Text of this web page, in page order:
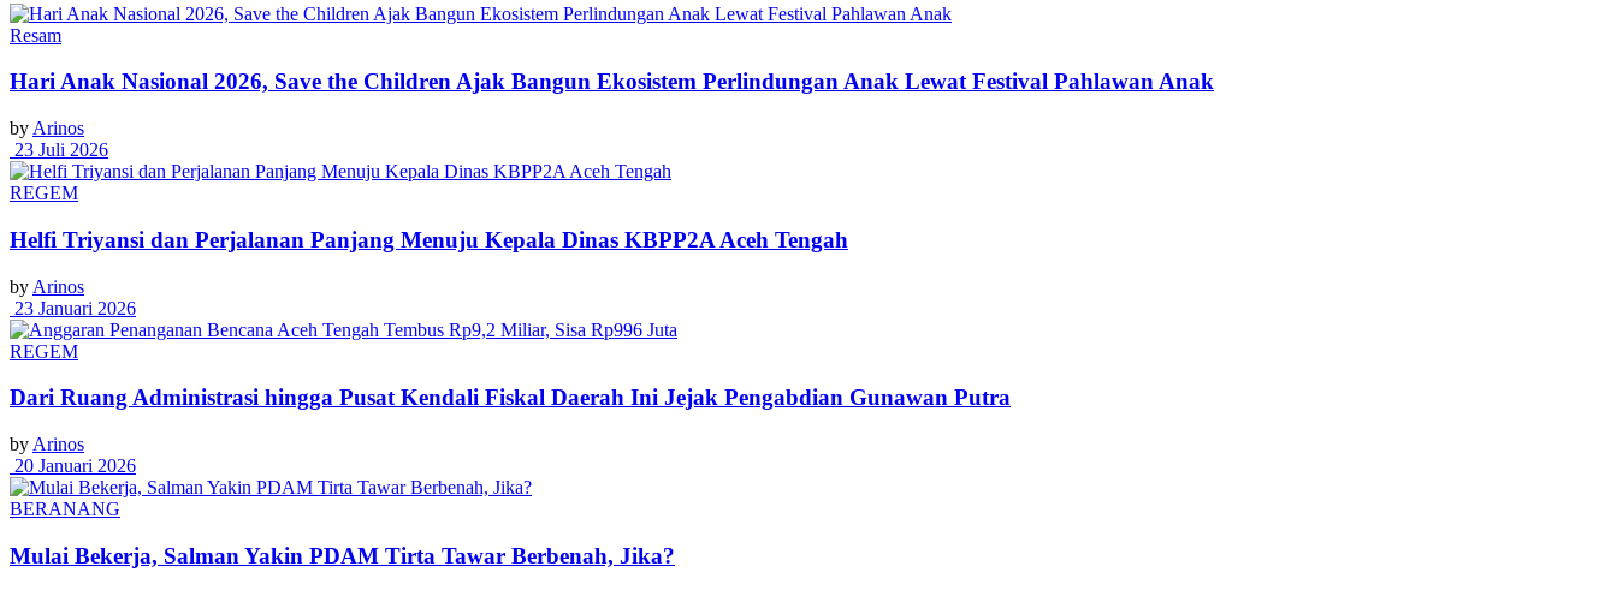
Resam
Hari Anak Nasional 2026, Save the Children Ajak Bangun Ekosistem Perlindungan Anak Lewat Festival Pahlawan Anak
by Arinos
23 Juli 2026
REGEM
Helfi Triyansi dan Perjalanan Panjang Menuju Kepala Dinas KBPP2A Aceh Tengah
by Arinos
23 Januari 2026
REGEM
Dari Ruang Administrasi hingga Pusat Kendali Fiskal Daerah Ini Jejak Pengabdian Gunawan Putra
by Arinos
20 Januari 2026
BERANANG
Mulai Bekerja, Salman Yakin PDAM Tirta Tawar Berbenah, Jika?